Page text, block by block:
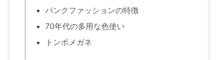
パンクファッションの特徴
70年代の多用な色使い
トンボメガネ